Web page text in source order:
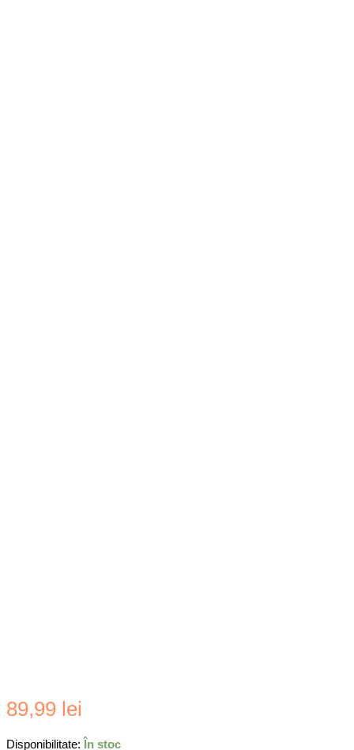
89,99 lei
Disponibilitate: În stoc